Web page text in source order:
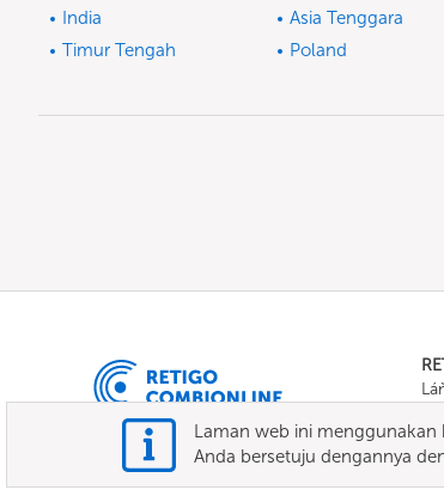
India
Asia Tenggara
Timur Tengah
Poland
E-
Laman web ini
Anda bersetuju dengannya